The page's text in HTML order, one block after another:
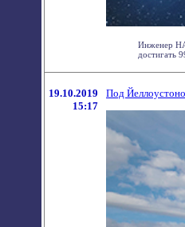
Инженер
достигать
19.10.2019
15:17
Под